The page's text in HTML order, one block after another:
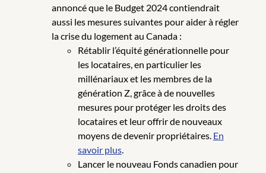
annoncé que le Budget 2024 contiendrait
aussi les mesures suivantes pour aider à régler
la crise du logement au Canada :
Rétablir l’équité générationnelle pour
les locataires, en particulier les
millénariaux et les membres de la
génération Z, grâce à de nouvelles
mesures pour protéger les droits des
locataires et leur offrir de nouveaux
moyens de devenir propriétaires. En
savoir plus.
Lancer le nouveau Fonds canadien pour